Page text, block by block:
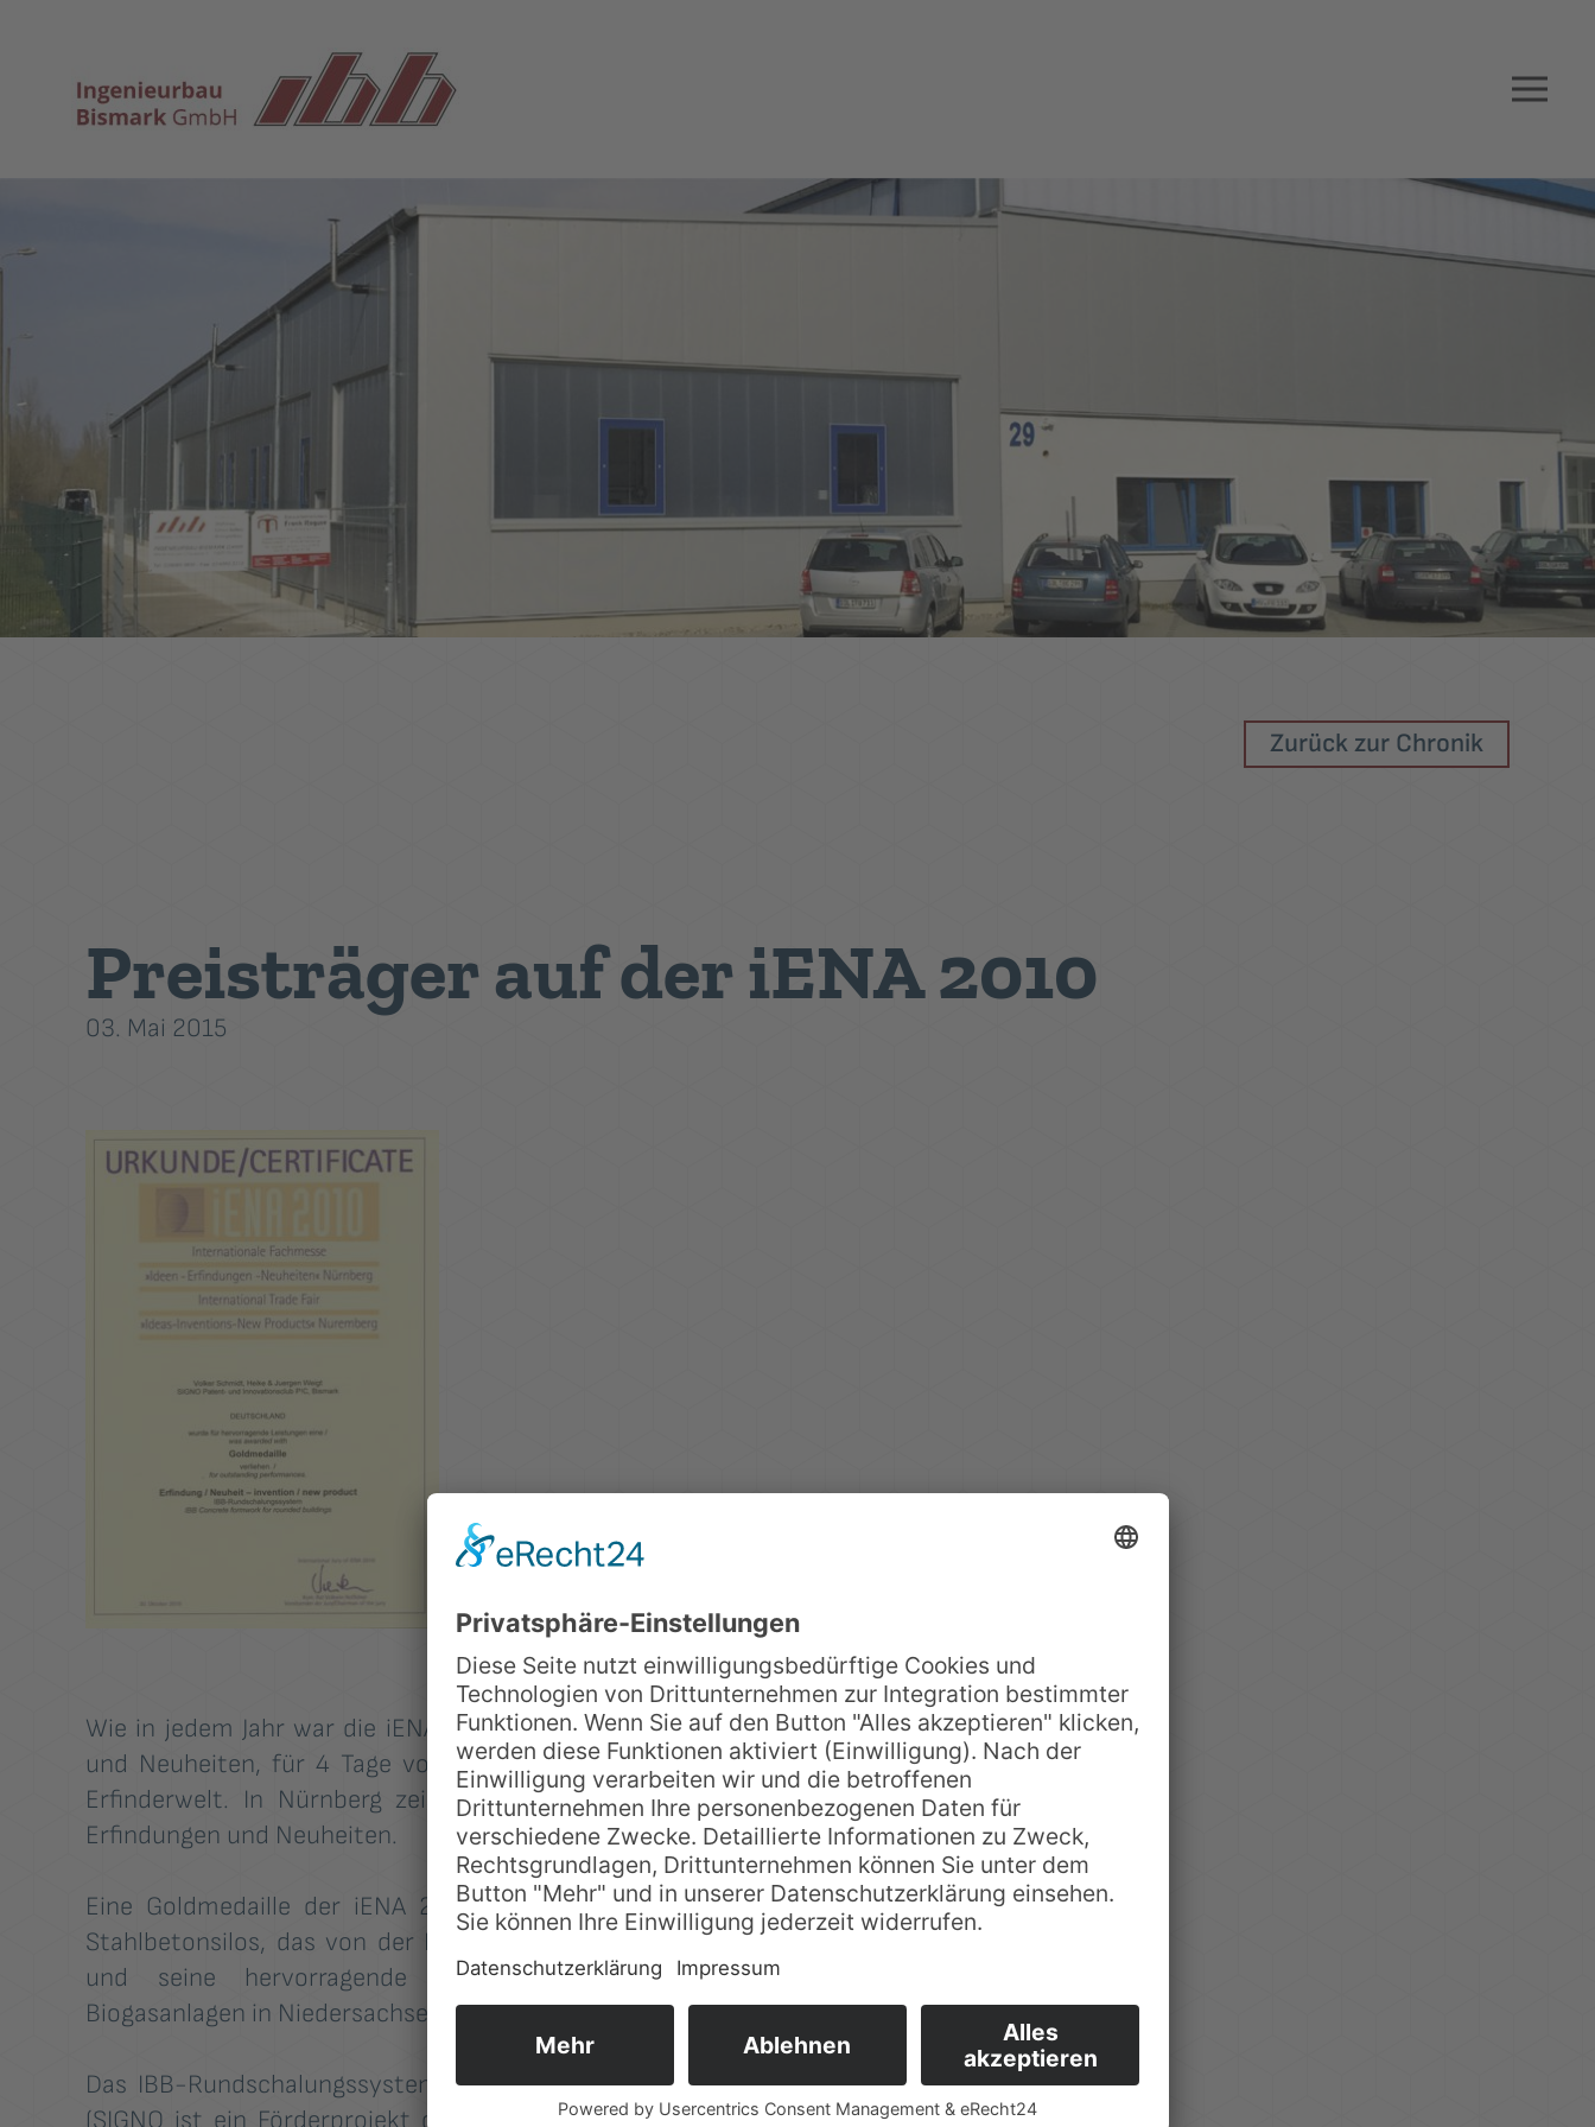
Zurück zur Chronik
Preisträger auf der iENA 2010
03. Mai 2015
Wie in jedem Jahr war die iENA, die internationale Ausstellung für Erfindungen
und Neuheiten, für 4 Tage vom 27.10.2010 bis 31.10.2010 das Zentrum der
Erfinderwelt. In Nürnberg zeigten Aussteller aus 37 Staaten mehr als 700
Erfindungen und Neuheiten.
Eine Goldmedaille der iENA 2010 erhielt das IBB-Rundschalungssystem für
Stahlbetonsilos, das von der IBB Ingenieurbüro Bismark GmbH gefertigt wird
und seine hervorragende Tauglichkeit bei der Erstellung mehrerer
Biogasanlagen in Niedersachsen bereits unter Beweis stellte.
Das IBB-Rundschalungssystem wurde auf einem SIGNO-Gemeinschaftsstand
(SIGNO ist ein Förderprojekt des Bundeswirtschaftsministeriums für Erfinder